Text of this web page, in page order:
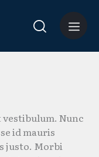
Nunc
id mauris
justo. Morbi